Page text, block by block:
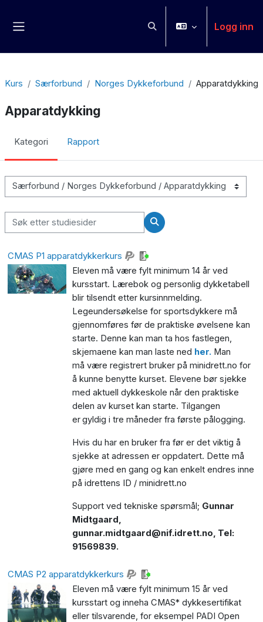
Veksle inndata for søkLogg inn
Kurs Særforbund Norges Dykkeforbund Apparatdykking
Apparatdykking
Kategori Rapport
Kurskategoriar
Søk etter studiesider
Søk etter studiesider
CMAS P1 apparatdykkerkurs
Eleven må være fylt minimum 14 år ved
kursstart. Lærebok og personlig dykketabell
blir tilsendt etter kursinnmelding.
Legeundersøkelse for sportsdykkere må
gjennomføres før de praktiske øvelsene kan
starte. Denne kan man ta hos fastlegen,
skjemaene kan man laste ned her. Man
må være registrert bruker på minidrett.no for
å kunne benytte kurset. Elevene bør sjekke
med aktuell dykkeskole når den praktiske
delen av kurset kan starte. Tilgangen
ergyldig i tre måneder fra første pålogging.
Hvis du har en bruker fra før er det viktig å
sjekke at adressen er oppdatert. Dette må
gjøre med en gang og kan enkelt endres inne
på idrettens ID / minidrett.no
Support ved tekniske spørsmål; Gunnar
Midtgaard,
gunnar.midtgaard@nif.idrett.no, Tel:
91569839.
CMAS P2 apparatdykkerkurs
Eleven må være fylt minimum 15 år ved
kursstart og inneha CMAS* dykkesertifikat
eller tilsvarende, for eksempel PADI Open